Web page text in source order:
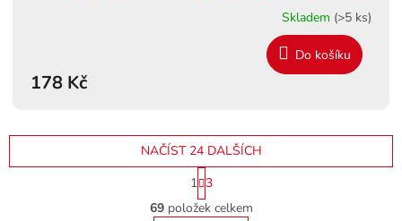
Skladem (>5 ks)
178 Kč
Do košíku
O
v
NAČÍST 24 DALŠÍCH
S
t
r
1 3
69položek celkem